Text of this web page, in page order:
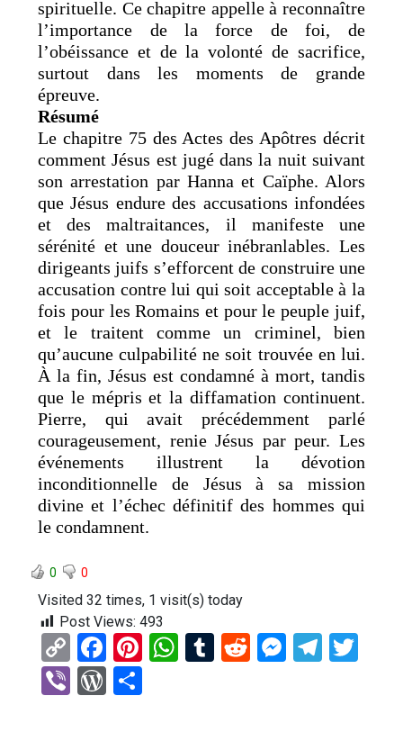
spirituelle. Ce chapitre appelle à reconnaître
l’importance de la force de foi, de
l’obéissance et de la volonté de sacrifice,
surtout dans les moments de grande
épreuve.
Résumé
Le chapitre 75 des Actes des Apôtres décrit
comment Jésus est jugé dans la nuit suivant
son arrestation par Hanna et Caïphe. Alors
que Jésus endure des accusations infondées
et des maltraitances, il manifeste une
sérénité et une douceur inébranlables. Les
dirigeants juifs s’efforcent de construire une
accusation contre lui qui soit acceptable à la
fois pour les Romains et pour le peuple juif,
et le traitent comme un criminel, bien
qu’aucune culpabilité ne soit trouvée en lui.
À la fin, Jésus est condamné à mort, tandis
que le mépris et la diffamation continuent.
Pierre, qui avait précédemment parlé
courageusement, renie Jésus par peur. Les
événements illustrent la dévotion
inconditionnelle de Jésus à sa mission
divine et l’échec définitif des hommes qui
le condamnent.
0 0
Visited 32 times, 1 visit(s) today
Post Views: 493
C
o
py
F
a
ce
Pi W T
R
M T
Vi W